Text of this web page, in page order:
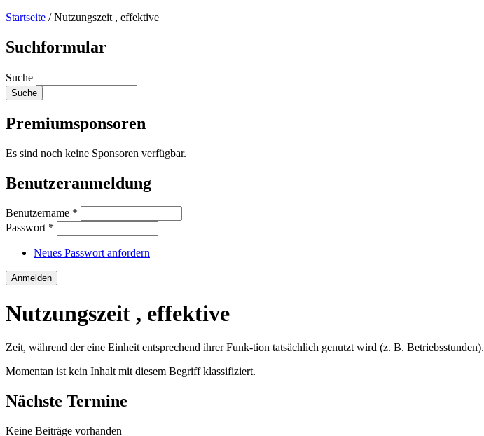
Startseite /Nutzungszeit , effektive
Suchformular
Suche
Premiumsponsoren
Es sind noch keine Sponsoren verfügbar.
Benutzeranmeldung
Benutzername *
Passwort *
Neues Passwort anfordern
Nutzungszeit , effektive
Zeit, während der eine Einheit entsprechend ihrer Funk-tion tatsächlich genutzt wird (z. B. Betriebsstunden).
Momentan ist kein Inhalt mit diesem Begriff klassifiziert.
Nächste Termine
Keine Beiträge vorhanden